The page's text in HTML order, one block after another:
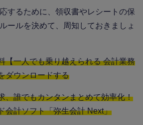
するために、領収書やレシートの保
ールを決めて、周知しておきましょ
【一人でも乗り越えられる 会計業務
ダウンロードする
、誰でもカンタンまとめて効率化！
会計ソフト「弥生会計 Next」